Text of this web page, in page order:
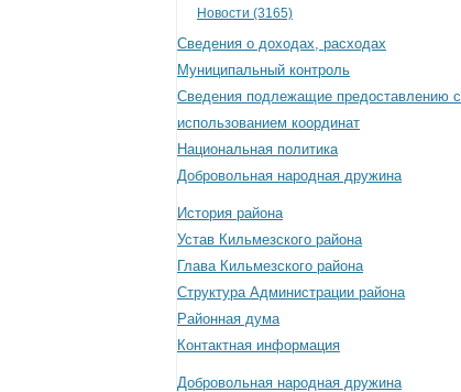
Новости (3165)
Сведения о доходах, расходах
Муниципальный контроль
Сведения подлежащие предоставлению с
использованием координат
Национальная политика
Добровольная народная дружина
История района
Устав Кильмезского района
Глава Кильмезского района
Структура Администрации района
Районная дума
Контактная информация
Добровольная народная дружина